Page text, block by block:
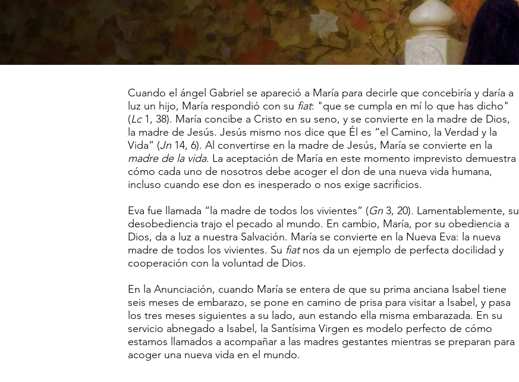
Cuando el ángel Gabriel se apareció a María para decirle que concebiría y daría a
luz un hijo, María respondió con su fiat: "que se cumpla en mí lo que has dicho"
(Lc1, 38). María concibe a Cristo en su seno, y se convierte en la madre de Dios,
la madre de Jesús. Jesús mismo nos dice que Él es “el Camino, la Verdad y la
Vida” (Jn 14, 6). Al convertirse en la madre de Jesús, María se convierte en la
madre de la vida. La aceptación de María en este momento imprevisto demuestra
cómo cada uno de nosotros debe acoger el don de una nueva vida humana,
incluso cuando ese don es inesperado o nos exige sacrificios.
Eva fue llamada “la madre de todos los vivientes” (Gn 3, 20). Lamentablemente, su
desobediencia trajo el pecado al mundo. En cambio, María, por su obediencia a
Dios, da a luz a nuestra Salvación. María se convierte en la Nueva Eva: la nueva
madre de todos los vivientes. Su fiatnos da un ejemplo de perfecta docilidad y
cooperación con la voluntad de Dios.
En la Anunciación, cuando María se entera de que su prima anciana Isabel tiene
seis meses de embarazo, se pone en camino de prisa para visitar a Isabel, y pasa
los tres meses siguientes a su lado, aun estando ella misma embarazada. En su
servicio abnegado a Isabel, la Santísima Virgen es modelo perfecto de cómo
estamos llamados a acompañar a las madres gestantes mientras se preparan para
acoger una nueva vida en el mundo.